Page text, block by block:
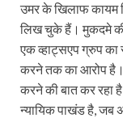
उमर के खिलाफ कायम
लिख चुके हैं। मुकदमे
एक व्हाट्सएप ग्रुप का
करने तक का आरोप
करने की बात कर रहा है
न्यायिक पाखंड है, जब